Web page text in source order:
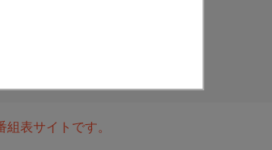
表サイトです。